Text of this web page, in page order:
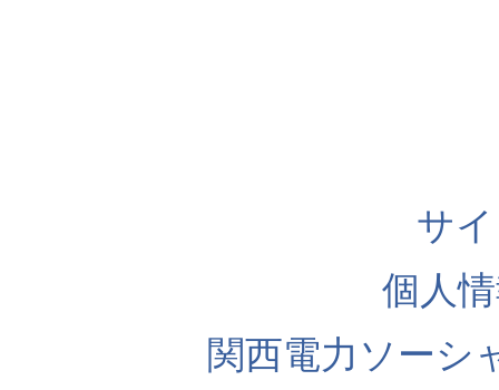
サ
個人
関西電力ソーシ